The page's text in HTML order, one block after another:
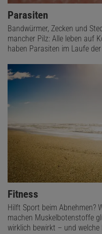
Parasiten
Bandwürmer, Zecken und
mancher Pilz: Alle leben auf
haben Parasiten im Laufe
Fitness
Hilft Sport beim Abnehmen?
machen Muskelbotenstoffe
wirklich bewirkt – und